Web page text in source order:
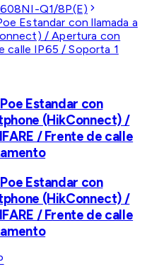
Q1/8P(E)
Estandar con
(HikConnect) /
/ Frente de calle
Estandar con
(HikConnect) /
/ Frente de calle